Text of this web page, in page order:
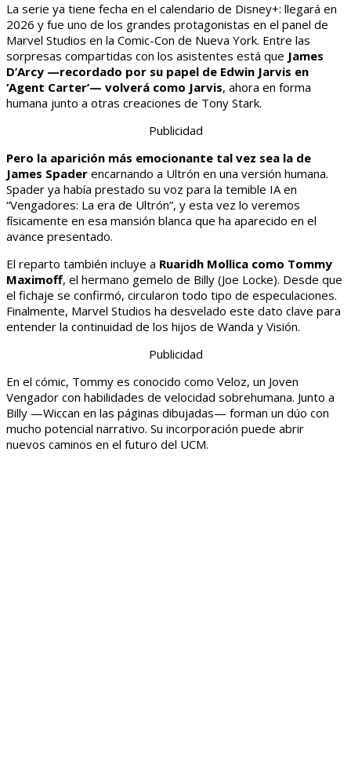
La serie ya tiene fecha en el calendario de Disney+: llegará en
2026 y fue uno de los grandes protagonistas en el panel de
Marvel Studios en la Comic-Con de Nueva York. Entre las
sorpresas compartidas con los asistentes está que James
D’Arcy —recordado por su papel de Edwin Jarvis en
‘Agent Carter’— volverá como Jarvis, ahora en forma
humana junto a otras creaciones de Tony Stark.
Publicidad
Pero la aparición más emocionante tal vez sea la de
James Spader encarnando a Ultrón en una versión humana.
Spader ya había prestado su voz para la temible IA en
“Vengadores: La era de Ultrón”, y esta vez lo veremos
físicamente en esa mansión blanca que ha aparecido en el
avance presentado.
El reparto también incluye a Ruaridh Mollica como Tommy
Maximoff, el hermano gemelo de Billy (Joe Locke). Desde que
el fichaje se confirmó, circularon todo tipo de especulaciones.
Finalmente, Marvel Studios ha desvelado este dato clave para
entender la continuidad de los hijos de Wanda y Visión.
Publicidad
En el cómic, Tommy es conocido como Veloz, un Joven
Vengador con habilidades de velocidad sobrehumana. Junto a
Billy —Wiccan en las páginas dibujadas— forman un dúo con
mucho potencial narrativo. Su incorporación puede abrir
nuevos caminos en el futuro del UCM.